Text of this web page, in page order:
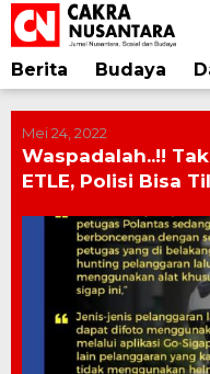
Lewati
ke
konten
Berita Budaya
Mei 24, 2022
Waspadalah..!!
ETLE, Polisi Bisa